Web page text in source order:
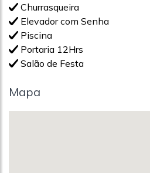
Churrasqueira
Elevador com Senha
Piscina
Portaria 12Hrs
Salão de Festa
Mapa